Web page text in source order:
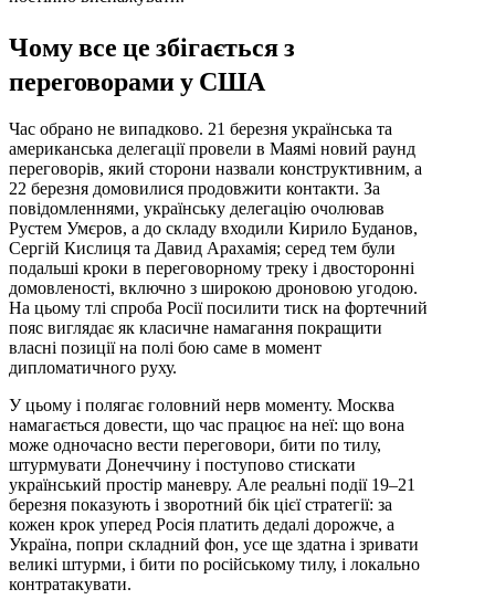
Чому все це збігається з
переговорами у США
Час обрано не випадково. 21 березня українська та
американська делегації провели в Маямі новий раунд
переговорів, який сторони назвали конструктивним, а
22 березня домовилися продовжити контакти. За
повідомленнями, українську делегацію очолював
Рустем Умєров, а до складу входили Кирило Буданов,
Сергій Кислиця та Давид Арахамія; серед тем були
подальші кроки в переговорному треку і двосторонні
домовленості, включно з широкою дроновою угодою.
На цьому тлі спроба Росії посилити тиск на фортечний
пояс виглядає як класичне намагання покращити
власні позиції на полі бою саме в момент
дипломатичного руху.
У цьому і полягає головний нерв моменту. Москва
намагається довести, що час працює на неї: що вона
може одночасно вести переговори, бити по тилу,
штурмувати Донеччину і поступово стискати
український простір маневру. Але реальні події 19–21
березня показують і зворотний бік цієї стратегії: за
кожен крок уперед Росія платить дедалі дорожче, а
Україна, попри складний фон, усе ще здатна і зривати
великі штурми, і бити по російському тилу, і локально
контратакувати.